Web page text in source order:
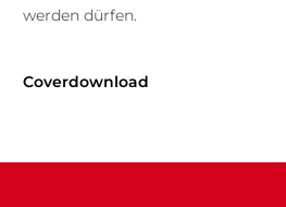
werden dürfen.
Coverdownload